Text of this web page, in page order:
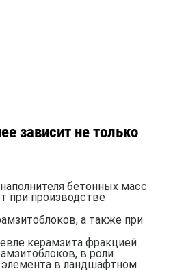
зависит не только
бетонных масс
при производстве
а также при
керамзита фракцией
в роли
элемента в ландшафтном